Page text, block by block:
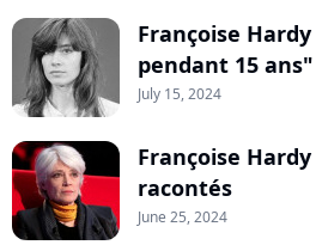
Françoise
pendant 15 ans"
July 15, 2024
Françoise
racontés
June 25, 2024